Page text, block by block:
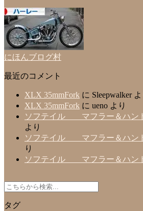
にほんブログ村
最近のコメント
XLX 35mmFork に Sleepwalkerよ
XLX 35mmFork に ueno より
ソフテイル マフラー＆ハン
より
ソフテイル マフラー＆ハン
り
ソフテイル マフラー＆ハン
タグ